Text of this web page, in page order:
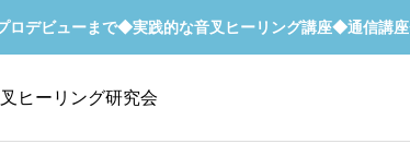
ロデビューまで◆実践的な音叉ヒーリング講座◆通信
ヒーリング研究会